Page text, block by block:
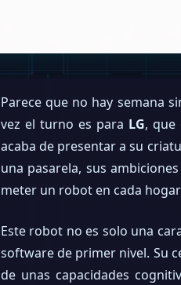
Parece que no hay semana
vez el turno es para LG, que
acaba de presentar a su
una pasarela, sus
meter un robot en cada
Este robot no es solo una
software de primer nivel. Su
de unas capacidades